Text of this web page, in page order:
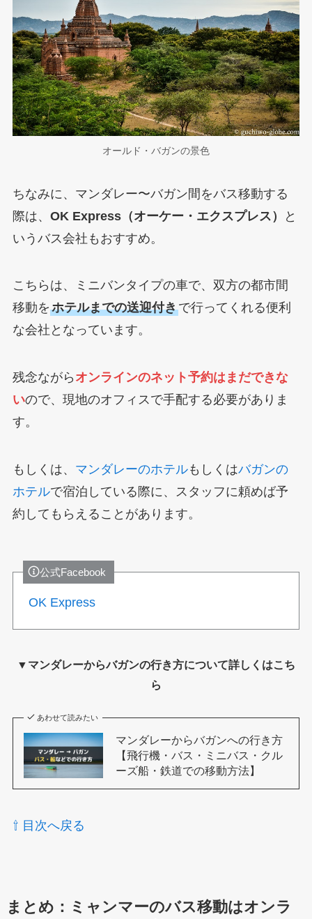
オールド・バガンの景色
ちなみに、マンダレー〜バガン間をバス移動する
際は、 OK Express（オーケー・エクスプレス）
と
いうバス会社もおすすめ。
こちらは、ミニバンタイプの車で、双方の都市間
移動をホテルまでの送迎付きで行ってくれる便利
な会社となっています。
残念ながら オンラインのネット予約はまだできな
いので、現地のオフィスで手配する必要がありま
す。
もしくは、 マンダレーのホテルもしくはバガンの
ホテルで宿泊している際に、スタッフに頼めば予
約してもらえることがあります。
公式Facebook
OK Express
▼マンダレーからバガンの行き方について詳しくはこち
ら
あわせて読みたい
マンダレーからバガンへの行き方
【飛行機・バス・ミニバス・クル
ーズ船・鉄道での移動方法】
⇧ 目次へ戻る
まとめ：ミャンマーのバス移動はオンラ